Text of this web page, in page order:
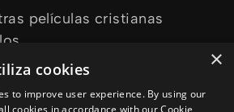
películas cristianas
ayudarte?
×
cookies
to improve user experience. By using our
cookies in accordance with our Cookie